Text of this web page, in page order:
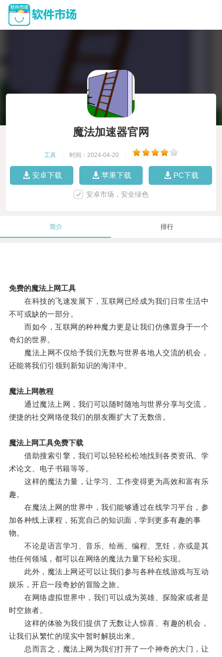
魔法加速器官网
工具 时间：2024-04-20
安卓下载 苹果下载 PC下载
安卓市场，安全绿色
简介 排行
免费的魔法上网工具
在科技的飞速发展下，互联网已经成为我们日常生活中
不可或缺的一部分。
而如今，互联网的种种魔力更是让我们仿佛置身于一个
奇幻的世界。
魔法上网不仅给予我们无数与世界各地人交流的机会，
还能将我们引领到新知识的海洋中。
魔法上网教程
通过魔法上网，我们可以随时随地与世界分享与交流，
便捷的社交网络使我们的朋友圈扩大了无数倍。
魔法上网工具免费下载
借助搜索引擎，我们可以轻轻松松地找到各类资讯、学
术论文、电子书籍等等。
这样的魔法力量，让学习、工作变得更为高效和富有乐
趣。
在魔法上网的世界中，我们能够通过在线学习平台，参
加各种线上课程，拓宽自己的知识面，学到更多有趣的事
物。
不论是语言学习、音乐、绘画、编程、烹饪，亦或是其
他任何领域，都可以在网络的魔法力量下轻松实现。
此外，魔法上网还可以让我们参与各种在线游戏与互动
娱乐，开启一段奇妙的冒险之旅。
在网络虚拟世界中，我们可以成为英雄、探险家或者是
时空旅者。
这样的体验为我们提供了无数让人惊喜、有趣的机会，
让我们从繁忙的现实中暂时解脱出来。
总而言之，魔法上网为我们打开了一个神奇的大门，让